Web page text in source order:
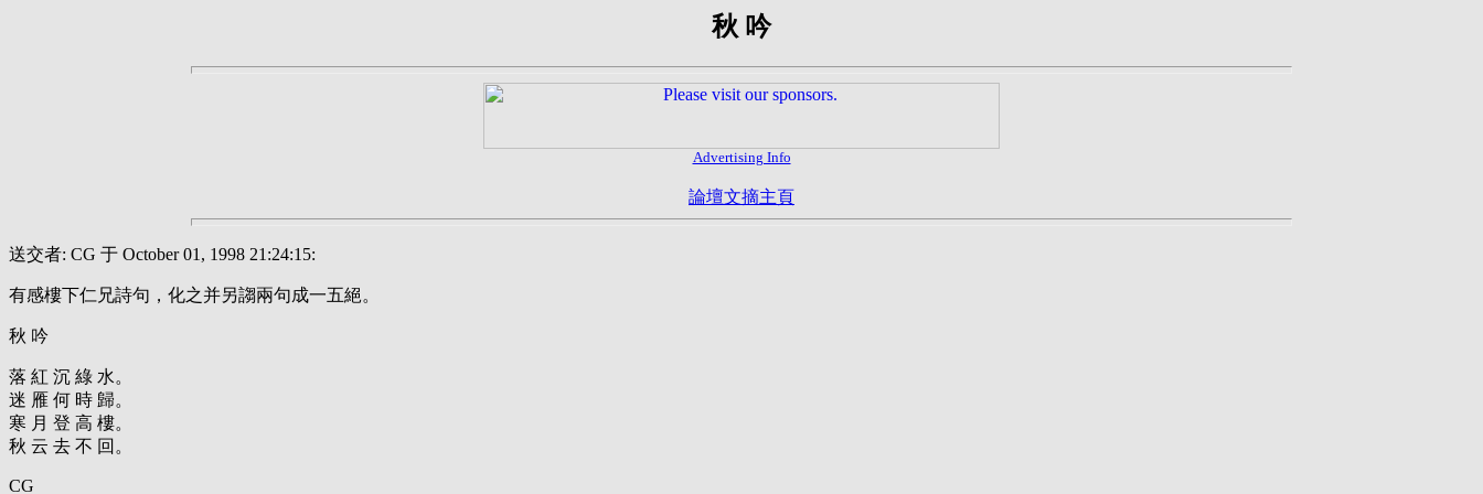
秋 吟
Advertising Info
論壇文摘主頁
送交者: CG 于 October 01, 1998 21:24:15:
有感樓下仁兄詩句，化之并另謅兩句成一五絕。
秋 吟
落 紅 沉 綠 水。
迷 雁 何 時 歸。
寒 月 登 高 樓。
秋 云 去 不 回。
CG